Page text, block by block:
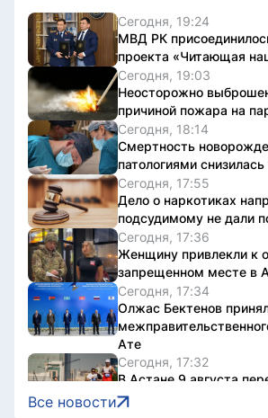
Сегодня, 19:24
МВД РК
проекта «Читающая
Сегодня, 19:03
Неосторожно
причиной пожара на
Сегодня, 18:14
Смертность
патологиями
Сегодня, 17:55
Дело о наркотиках
подсудимому не дали
Сегодня, 17:36
Женщину привлекли к
запрещенном месте в
Сегодня, 17:34
Олжас Бектенов
Ате
Сегодня, 17:32
В Астане 9 августа
Jüregımnıñ Jenımpazy
Все новости